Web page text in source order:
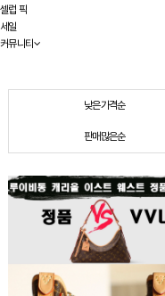
셀럽 픽
세일
커뮤니티
낮은가격순
판매많은순